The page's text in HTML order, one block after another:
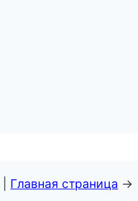
Главная страница →